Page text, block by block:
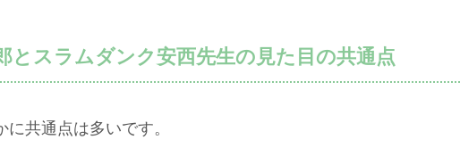
とスラムダンク安西先生の見た目の共通点
共通点は多いです。